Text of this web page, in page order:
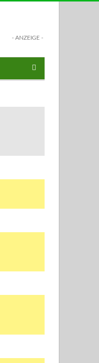
- ANZEIGE -